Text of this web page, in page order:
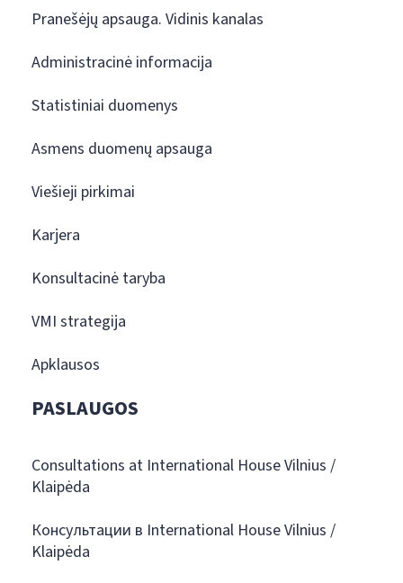
Pranešėjų apsauga. Vidinis kanalas
Administracinė informacija
Statistiniai duomenys
Asmens duomenų apsauga
Viešieji pirkimai
Karjera
Konsultacinė taryba
VMI strategija
Apklausos
PASLAUGOS
Consultations at International House Vilnius /
Klaipėda
Консультации в International House Vilnius /
Klaipėda